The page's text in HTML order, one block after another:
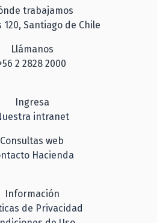
trabajamos
120, Santiago de Chile
Llámanos
2 2828 2000
Ingresa
intranet
Consultas web
Hacienda
Información
de Privacidad